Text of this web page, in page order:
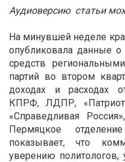
Аудиоверсию статьи
На минувшей неделе
опубликовала данные о
средств
партий во втором
доходах и расходах
КПРФ, ЛДПР,
«Справедливая
Пермяцкое
показывает, что
уверению политологов,